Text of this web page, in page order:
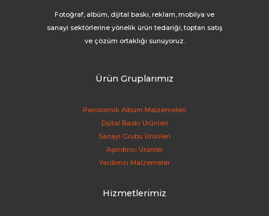
Fotoğraf, albüm, dijital baskı, reklam, mobilya ve
sanayi sektörlerine yönelik ürün tedariği, toptan satış
ve çözüm ortaklığı sunuyoruz.
Ürün Gruplarımız
Panoramik Albüm Malzemeleri
Dijital Baskı Ürünleri
Sanayi Grubu Ürünleri
Aşındırıcı Ürünler
Yardımcı Malzemeler
Hizmetlerimiz